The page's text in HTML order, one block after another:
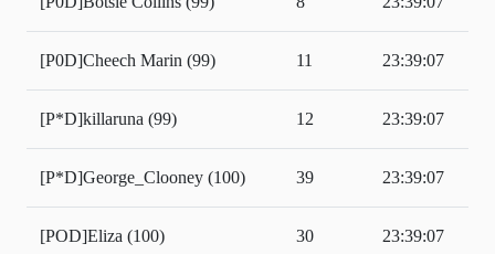
[P0D]Cheech Marin (99) 11 23:39:07
[P*D]killaruna (99) 12 23:39:07
[P*D]George_Clooney (100) 39 23:39:07
[POD]Eliza (100) 30 23:39:07